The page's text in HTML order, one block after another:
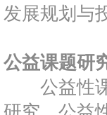
发展规划与
公益课题研
公益性课